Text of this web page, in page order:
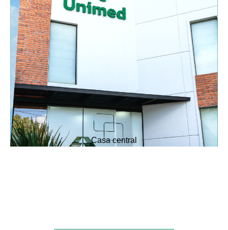
Casa central